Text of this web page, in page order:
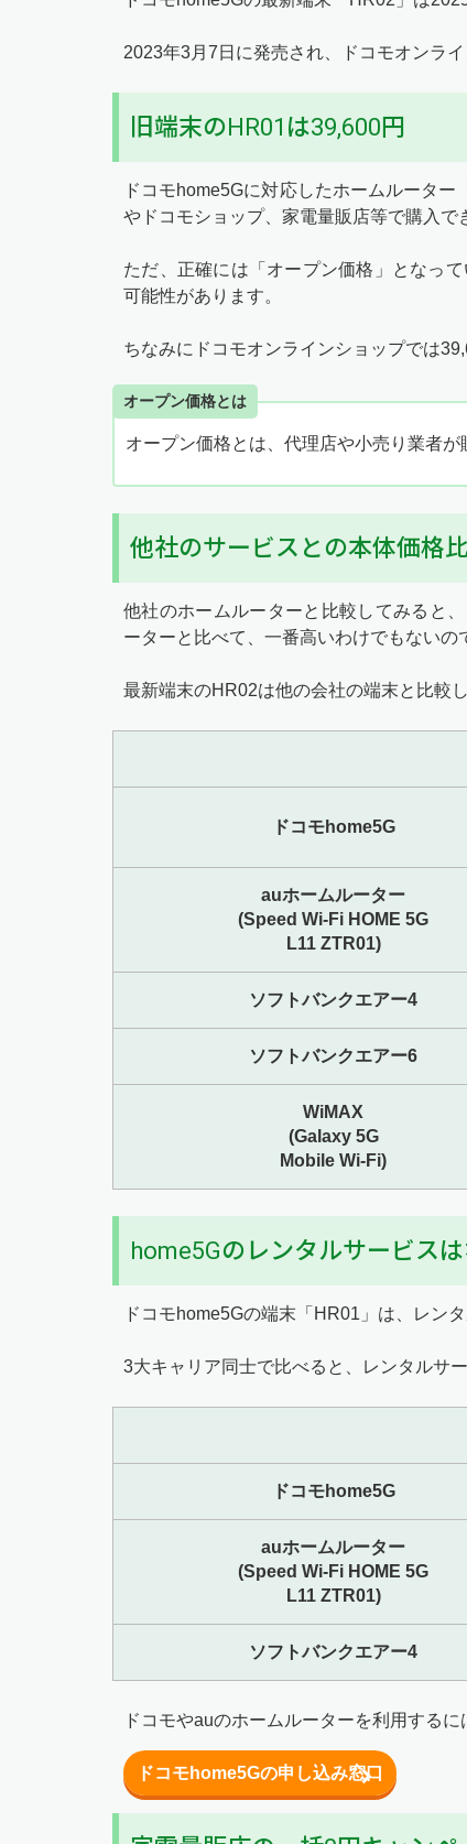
2023年3月7日に発売され、ドコモオンラ
旧端末のHR01は39,600円
ドコモhome5Gに対応したホームルーター
やドコモショップ、家電量販店等で購入で
ただ、正確には「オープン価格」となっ
可能性があります。
ちなみにドコモオンラインショップでは
オープン価格とは
オープン価格とは、代理店や小売り業者
他社のサービスとの本体価格
他社のホームルーターと比較してみると
ーターと比べて、一番高いわけでもないの
最新端末のHR02は他の会社の端末と比較
ドコモhome5G
auホームルーター
(Speed Wi-Fi HOME 5G
L11 ZTR01)
ソフトバンクエアー4
ソフトバンクエアー6
WiMAX
(Galaxy 5G
Mobile Wi-Fi)
home5Gのレンタルサービス
ドコモhome5Gの端末「HR01」は、レンタ
3大キャリア同士で比べると、レンタルサ
ドコモhome5G
auホームルーター
(Speed Wi-Fi HOME 5G
L11 ZTR01)
ソフトバンクエアー4
ドコモやauのホームルーターを利用するに
ドコモhome5Gの申し込み窓口